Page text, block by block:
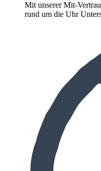
Mit unserer Mit-
rund um die Uhr